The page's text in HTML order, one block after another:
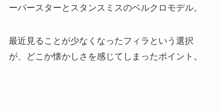
ーパースターとスタンスミスのベルクロモデル。
最近見ることが少なくなったフィラという選択
が、どこか懐かしさを感じてしまったポイント。